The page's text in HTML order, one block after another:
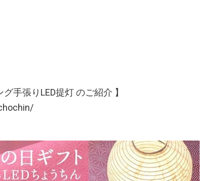
手張りLED提灯 のご紹介 】